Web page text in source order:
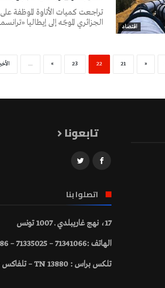
اقتصاد
تراجعت كميات الأتاوة الموظفة
الجزائري الموجّه إلى إيطاليا
«
21
22
23
»
...
تابعونا
اتصلوا بنا
17، نهج غاريبلدي ـ 1007 تونس
الهاتف :71341066 – 71335025 – 71336386
تلكس براس : 13880 TN – تلفاكس :71336584